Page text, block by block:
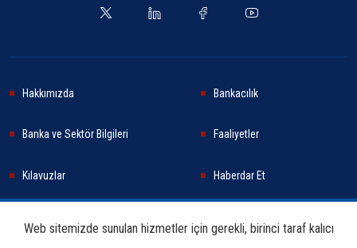
Hakkımızda Bankacılık
Banka ve Sektör Bilgileri Faaliyetler
Kılavuzlar Haberdar Et
Web sitemizde sunulan hizmetler için gerekli, birinci taraf kalıcı